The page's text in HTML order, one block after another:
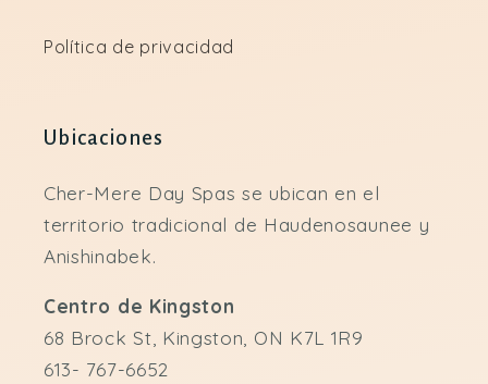
Política de privacidad
Ubicaciones
Cher-Mere Day Spas se ubican en el
territorio tradicional de Haudenosaunee y
Anishinabek.
Centro de Kingston
68 Brock St, Kingston, ON K7L 1R9
613- 767-6652